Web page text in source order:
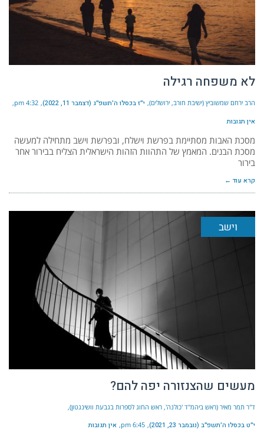
לא משפחה רגילה
הרב ירחם שמשוביץ (ישיבת חורב, ירושלים) י״ז בכסלו ה׳תשפ״ג (דצמבר 11, 2022) 4:32 pm
אין תגובות
מסכת האבות מסתיימת בפרשת וישלח, ובפרשת וישב מתחילה למעשה
מסכת הבנים. המאמץ של התהוות הזהות הישראלית הצליח בבירור אחר
בירור
קרא עוד ←
וישב
מעשים שהצנזורה יפה להם?
ד"ר תמר מאיר (ראש ביהמ"ד 'כולנה', ראש החוג לספרות בגבעת וושינגטון)
י״ט בכסלו ה׳תשפ״ב (נובמבר 23, 2021) 6:45 pm אין תגובות